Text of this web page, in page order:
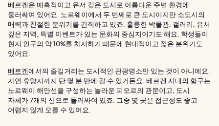
베르겐은 매혹적이고 유서 깊은 도시로 아름다운 주변 환경에
둘러싸여 있어요. 노르웨이에서 두 번째로 큰 도시이지만 소도시의
매력과 친절한 분위기를 간직하고 있죠. 훌륭한 박물관, 갤러리, 유서
깊은 지역, 특별 이벤트가 있는 문화의 중심지이기도 해요. 학생들이
현지 인구의 약 10%를 차지하기 때문에 현대적이고 젊은 분위기도
있어요.
베르겐에서의 즐길거리는 도시적인 관광명소만 있는 것이 아니에요.
자연 휴양지까지 단 몇 분 만에 갈 수 있거든요. 베르겐 시내의 항구는
노르웨이 해안선을 구성하는 놀라운 피오르의 관문이고, 도시
자체가 7개의 산으로 둘러싸여 있죠. 그중 몇 곳은 접근성도 좋고
어렵지 않게 오를 수 있어요.